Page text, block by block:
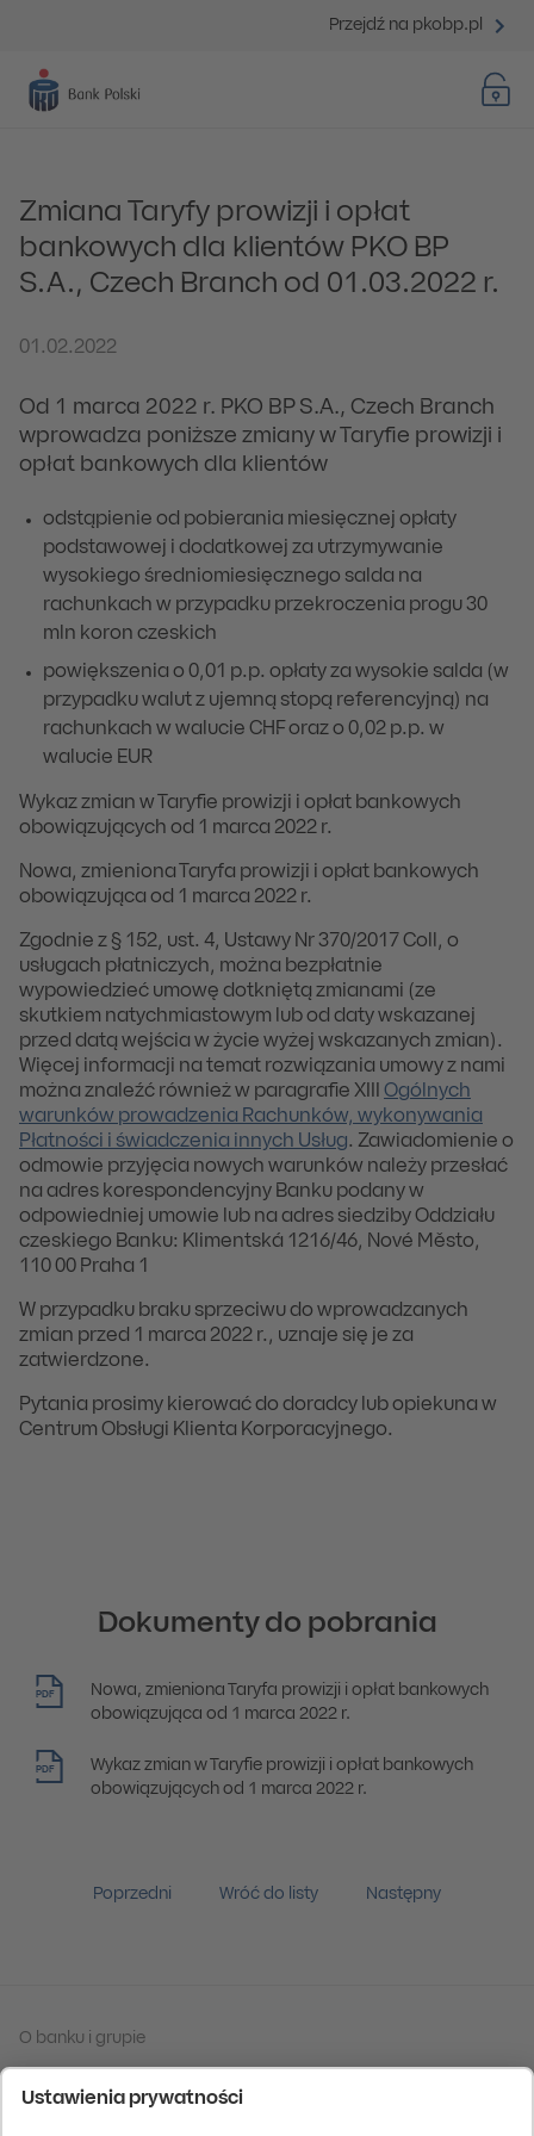
Przejdź na pkobp.pl
Zmiana Taryfy prowizji i opłat
bankowych dla klientów PKO BP
S.A., Czech Branch od 01.03.2022 r.
01.02.2022
Od 1 marca 2022 r. PKO BP S.A., Czech Branch
wprowadza poniższe zmiany w Taryfie prowizji i
opłat bankowych dla klientów
odstąpienie od pobierania miesięcznej opłaty
podstawowej i dodatkowej za utrzymywanie
wysokiego średniomiesięcznego salda na
rachunkach w przypadku przekroczenia progu 30
mln koron czeskich
powiększenia o 0,01 p.p. opłaty za wysokie salda (w
przypadku walut z ujemną stopą referencyjną) na
rachunkach w walucie CHF oraz o 0,02 p.p. w
walucie EUR
Wykaz zmian w Taryfie prowizji i opłat bankowych
obowiązujących od 1 marca 2022 r.
Nowa, zmieniona Taryfa prowizji i opłat bankowych
obowiązująca od 1 marca 2022 r.
Zgodnie z § 152, ust. 4, Ustawy Nr 370/2017 Coll, o
usługach płatniczych, można bezpłatnie
wypowiedzieć umowę dotkniętą zmianami (ze
skutkiem natychmiastowym lub od daty wskazanej
przed datą wejścia w życie wyżej wskazanych zmian).
Więcej informacji na temat rozwiązania umowy z nami
można znaleźć również w paragrafie XIII Ogólnych
warunków prowadzenia Rachunków, wykonywania
Płatności i świadczenia innych Usług . Zawiadomienie o
odmowie przyjęcia nowych warunków należy przesłać
na adres korespondencyjny Banku podany w
odpowiedniej umowie lub na adres siedziby Oddziału
czeskiego Banku: Klimentská 1216/46, Nové Město,
110 00 Praha 1
W przypadku braku sprzeciwu do wprowadzanych
zmian przed 1 marca 2022 r., uznaje się je za
zatwierdzone.
Pytania prosimy kierować do doradcy lub opiekuna w
Centrum Obsługi Klienta Korporacyjnego.
Dokumenty do pobrania
PDF
Nowa, zmieniona Taryfa prowizji i opłat bankowych
obowiązująca od 1 marca 2022 r.
PDF
Wykaz zmian w Taryfie prowizji i opłat bankowych
obowiązujących od 1 marca 2022 r.
Poprzedni Wróć do listy Następny
O banku i grupie
Tabela kursów walut